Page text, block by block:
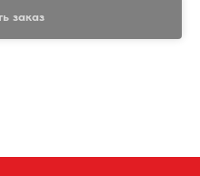
заказ